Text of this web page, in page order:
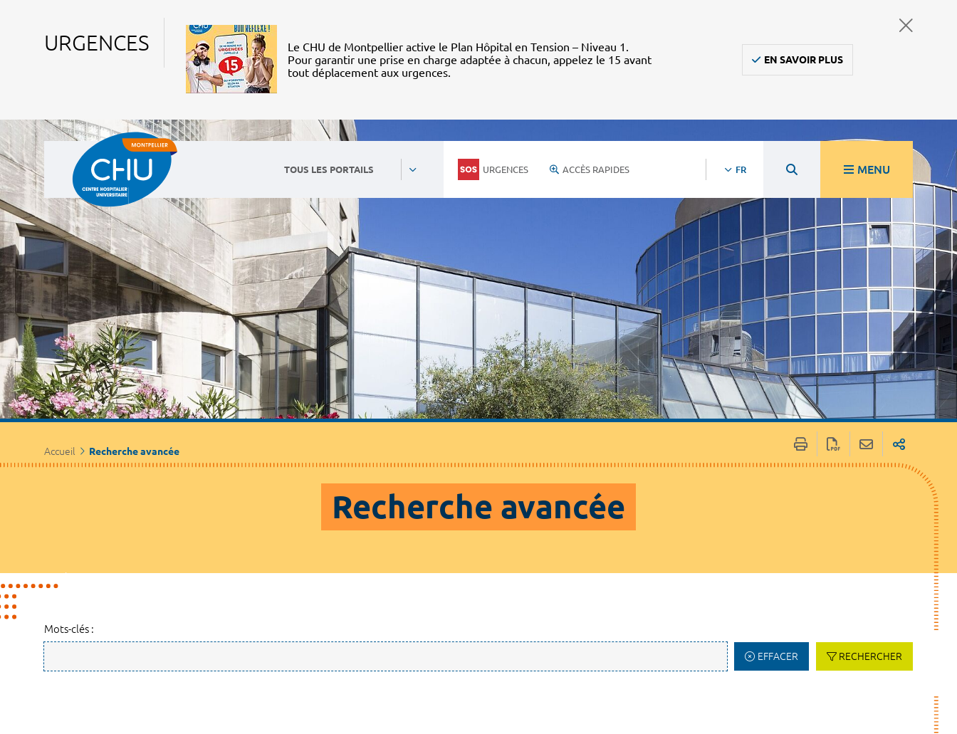
URGENCES
Le CHU de Montpellier active le Plan Hôpital en Tension – Niveau 1.
Pour garantir une prise en charge adaptée à chacun, appelez le 15 avant
tout déplacement aux urgences.
EN SAVOIR PLUS
TOUS LES PORTAILS URGENCES ACCÈS RAPIDES FR MENU
Accueil Recherche avancée
Recherche avancée
Mots-clés :
EFFACER RECHERCHER